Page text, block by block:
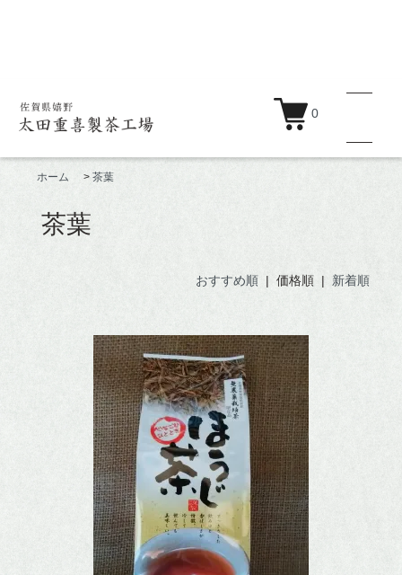
0
釜炒り茶
ほうじ茶
水出し煎茶
ウーロン茶
ホーム > 茶葉
茶葉
おすすめ順 | 価格順 | 新着順